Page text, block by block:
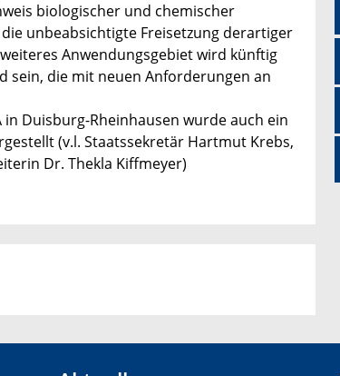
biologischer und chemischer
unbeabsichtigte Freisetzung derartiger
Anwendungsgebiet wird künftig
sein, die mit neuen Anforderungen an
Duisburg-Rheinhausen wurde auch ein
(v.l. Staatssekretär Hartmut Krebs,
Dr. Thekla Kiffmeyer)